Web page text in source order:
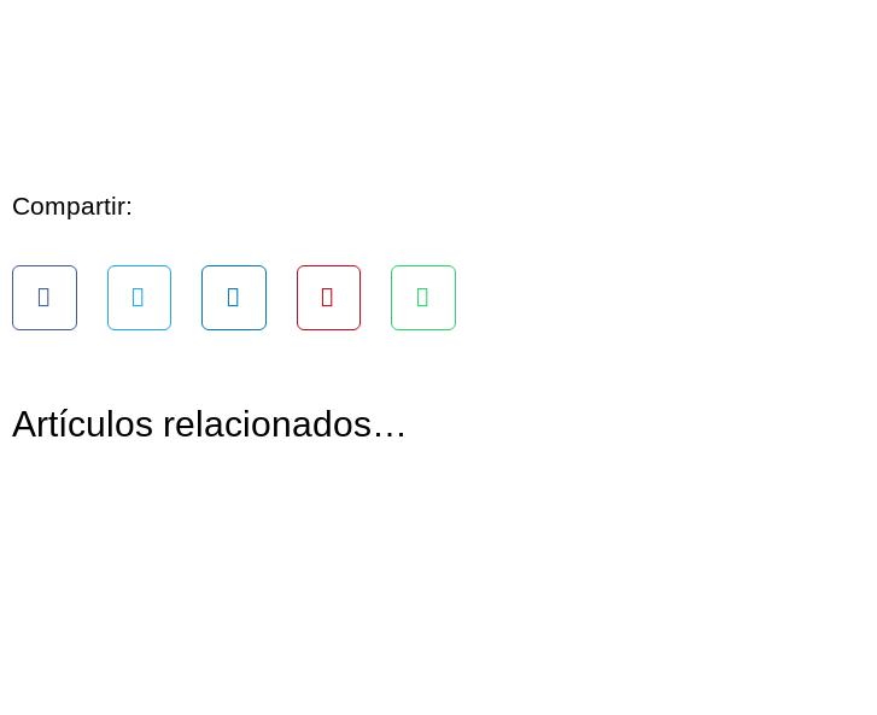
Compartir:
Artículos relacionados…